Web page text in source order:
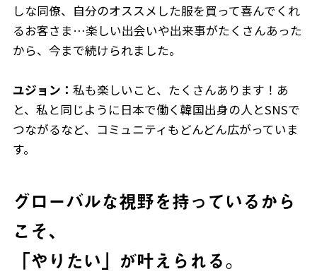
しな同僚、自分のオススメした服を買って喜んでくれ
るお客さま…楽しい出会いや出来事がたくさんあった
から、今まで続けられました。
ユジョン： 私も楽しいこと、たくさんあります！あ
と、私と同じように日本で働く韓国出身の人とSNSで
つながるなど、コミュニティもどんどん広がっていま
す。
グローバルな視野を持っているから
こそ、
「やりたい」が叶えられる。